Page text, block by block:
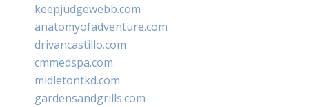
keepjudgewebb.com
anatomyofadventure.com
drivancastillo.com
cmmedspa.com
midletontkd.com
gardensandgrills.com